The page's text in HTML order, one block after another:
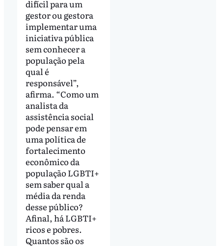
difícil para um
gestor ou gestora
implementar uma
iniciativa pública
sem conhecer a
população pela
qual é
responsável”,
afirma. “Como um
analista da
assistência social
pode pensar em
uma política de
fortalecimento
econômico da
população LGBTI+
sem saber qual a
média da renda
desse público?
Afinal, há LGBTI+
ricos e pobres.
Quantos são os